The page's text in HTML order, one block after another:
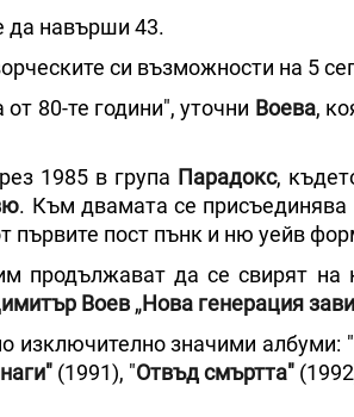
да навърши 43.
си възможности на 5
80-те години", уточни Воева,
1985 в група Парадокс,
. Към двамата се присъединява
първите пост пънк и ню уейв
продължават да се свирят на
Воев „Нова генерация
изключително значими албуми: "
(1991), "Отвъд смъртта"